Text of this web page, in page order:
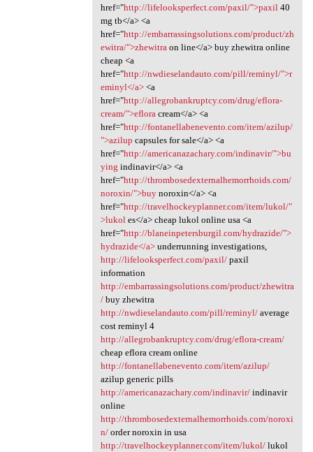
href="http://lifelooksperfect.com/paxil/">paxil 40
mg tb</a> <a
href="http://embarrassingsolutions.com/product/zh
ewitra/">zhewitra on line</a> buy zhewitra online
cheap <a
href="http://nwdieselandauto.com/pill/reminyl/">r
eminyl</a><a
href="http://allegrobankruptcy.com/drug/eflora-
cream/">eflora cream</a> <a
href="http://fontanellabenevento.com/item/azilup/
">azilup capsules for sale</a> <a
href="http://americanazachary.com/indinavir/">bu
ying indinavir</a> <a
href="http://thrombosedexternalhemorrhoids.com/
noroxin/">buynoroxin</a> <a
href="http://travelhockeyplanner.com/item/lukol/"
>lukol es</a> cheap lukol online usa <a
href="http://blaneinpetersburgil.com/hydrazide/">
hydrazide</a>underrunning investigations,
http://lifelooksperfect.com/paxil/paxil
information
http://embarrassingsolutions.com/product/zhewitra
/buy zhewitra
http://nwdieselandauto.com/pill/reminyl/average
cost reminyl 4
http://allegrobankruptcy.com/drug/eflora-cream/
cheap eflora cream online
http://fontanellabenevento.com/item/azilup/
azilup generic pills
http://americanazachary.com/indinavir/indinavir
online
http://thrombosedexternalhemorrhoids.com/noroxi
n/order noroxin in usa
http://travelhockeyplanner.com/item/lukol/lukol